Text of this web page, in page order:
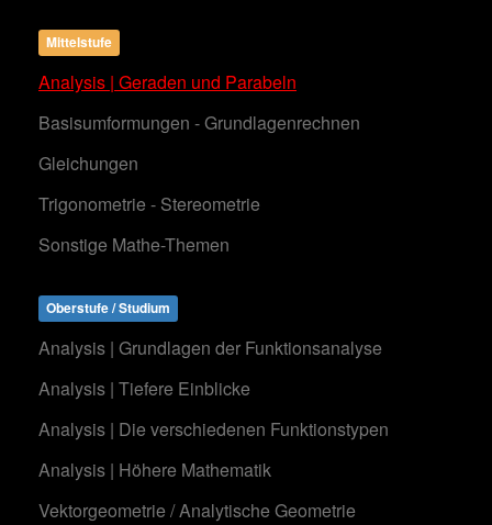
Mittelstufe
Analysis | Geraden und Parabeln
Basisumformungen - Grundlagenrechnen
Gleichungen
Trigonometrie - Stereometrie
Sonstige Mathe-Themen
Oberstufe / Studium
Analysis | Grundlagen der Funktionsanalyse
Analysis | Tiefere Einblicke
Analysis | Die verschiedenen Funktionstypen
Analysis | Höhere Mathematik
Vektorgeometrie / Analytische Geometrie